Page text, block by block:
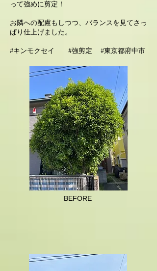
って強めに剪定！
お隣への配慮もしつつ、バランスを見てさっ
ぱり仕上げました。
#キンモクセイ #強剪定 #東京都府中市
BEFORE